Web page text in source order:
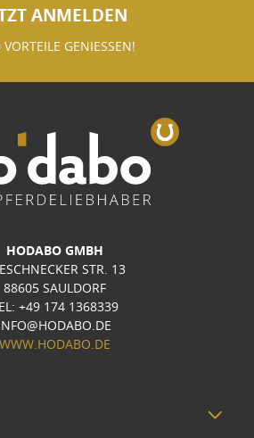
ANMELDEN
GENIESSEN!
HODABO GMBH
STR. 13
88605 SAULDORF
+49 174 1368339
WWW.HODABO.DE